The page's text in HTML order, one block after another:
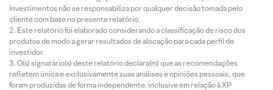
Investimentos não se responsabiliza por qualquer decisão tomada pelo
cliente com base no presente relatório.
Este relatório foi elaborado considerando a classificação de risco dos
produtos de modo a gerar resultados de alocação para cada perfil de
investidor.
O(s) signatário(s) deste relatório declara(m) que as recomendações
refletem única e exclusivamente suas análises e opiniões pessoais, que
foram produzidas de forma independente, inclusive em relação à XP